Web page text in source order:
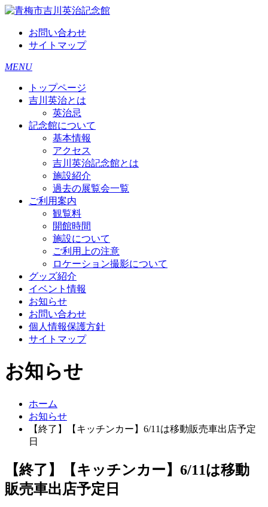
お問い合わせ
サイトマップ
MENU
トップページ
吉川英治とは
英治忌
記念館について
基本情報
アクセス
吉川英治記念館とは
施設紹介
過去の展覧会一覧
ご利用案内
観覧料
開館時間
施設について
ご利用上の注意
ロケーション撮影について
グッズ紹介
イベント情報
お知らせ
お問い合わせ
個人情報保護方針
サイトマップ
お知らせ
ホーム
お知らせ
【終了】【キッチンカー】6/11は移動販売車出店予定
日
【終了】【キッチンカー】6/11は移動
販売車出店予定日